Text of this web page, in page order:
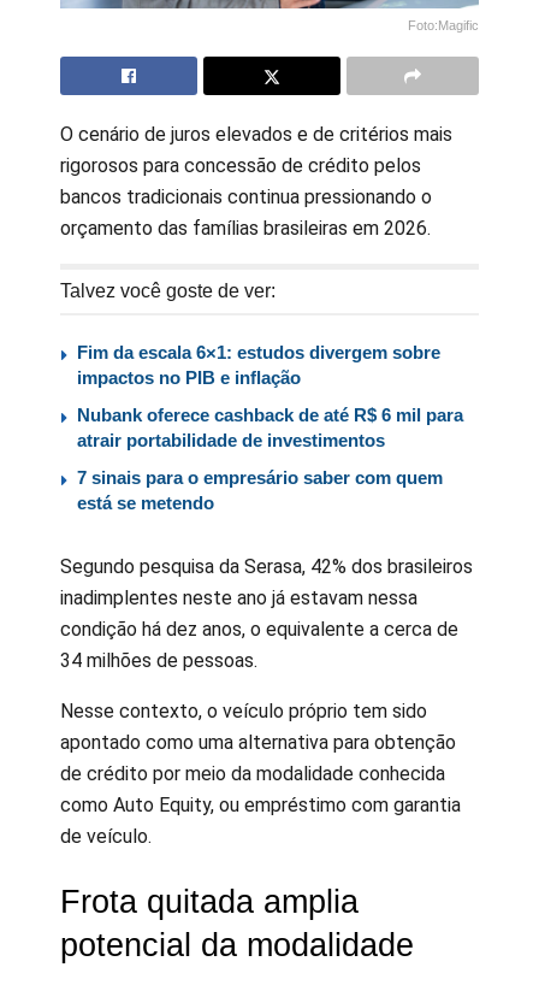
Foto:Magific
O cenário de juros elevados e de critérios mais
rigorosos para concessão de crédito pelos
bancos tradicionais continua pressionando o
orçamento das famílias brasileiras em 2026.
Talvez você goste de ver:
Fim da escala 6×1: estudos divergem sobre
impactos no PIB e inflação
Nubank oferece cashback de até R$ 6 mil para
atrair portabilidade de investimentos
7 sinais para o empresário saber com quem
está se metendo
Segundo pesquisa da Serasa, 42% dos brasileiros
inadimplentes neste ano já estavam nessa
condição há dez anos, o equivalente a cerca de
34 milhões de pessoas.
Nesse contexto, o veículo próprio tem sido
apontado como uma alternativa para obtenção
de crédito por meio da modalidade conhecida
como Auto Equity, ou empréstimo com garantia
de veículo.
Frota quitada amplia
potencial da modalidade